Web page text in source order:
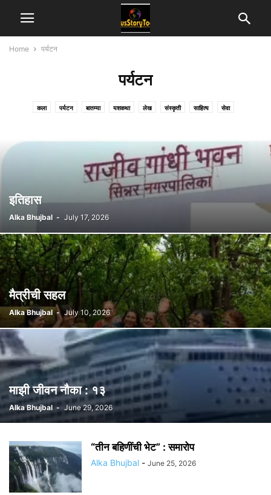
Home पर्यटन
पर्यटन
कला पर्यटन बातम्या यशकथा लेख संस्कृती साहित्य सेवा
इतिहास
Alka Bhujbal - July 17, 2026
मैत्रीची सहल
Alka Bhujbal - July 10, 2026
माझी जीवन नौका : १३
Alka Bhujbal - June 29, 2026
“तीन बहिणींची भेट” : समारोप
Alka Bhujbal - June 25, 2026